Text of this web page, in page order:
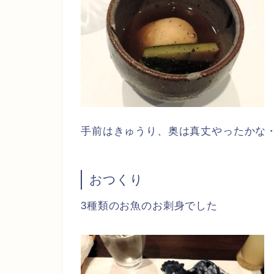
手前はきゅうり、奥は真丈やったかな
おつくり
3種類のお魚のお刺身でした